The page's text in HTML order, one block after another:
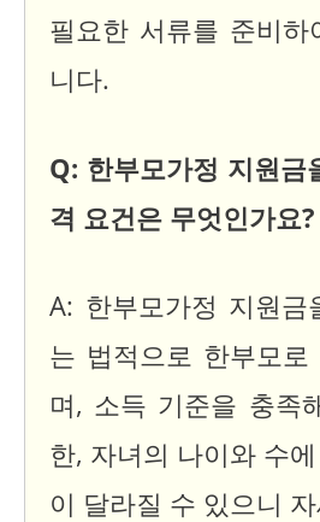
필요한 서류를 준비
니다.
Q: 한부모가정 지원금
격 요건은 무엇인가요?
A: 한부모가정 지원금
는 법적으로 한부모
며, 소득 기준을 충족
한, 자녀의 나이와 수
이 달라질 수 있으니